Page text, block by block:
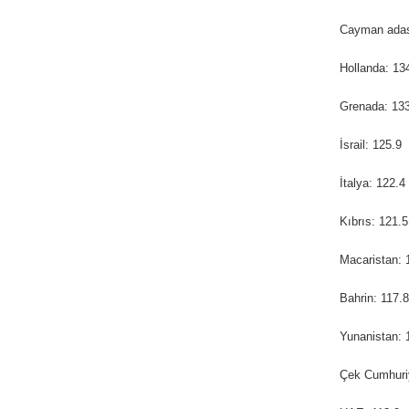
Cayman
Hollanda:
Grenada:
İsrail: 125.9
İtalya: 122.4
Kıbrıs: 121.5
Macaristan:
Bahrin: 117.8
Yunanistan:
Çek